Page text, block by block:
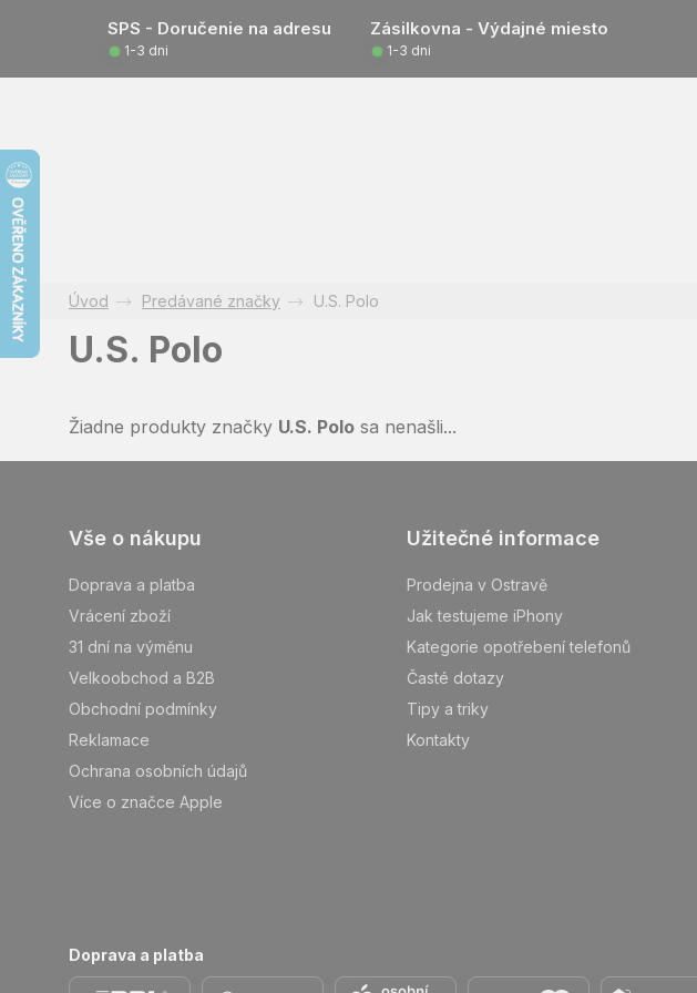
SPS - Doručenie na adresu Zásilkovna - Výdajné miesto
1-3 dni 1-3 dni
Predávané značky U.S. Polo
U.S. Polo
Žiadne produkty značky U.S. Polo sa nenašli...
Vše o nákupu
Doprava a platba
Vrácení zboží
31 dní na výměnu
Velkoobchod a B2B
Obchodní podmínky
Reklamace
Ochrana osobních údajů
Více o značce Apple
Užitečné informace
Prodejna v Ostravě
Jak testujeme iPhony
Kategorie opotřebení telefonů
Časté dotazy
Tipy a triky
Kontakty
Doprava a platba